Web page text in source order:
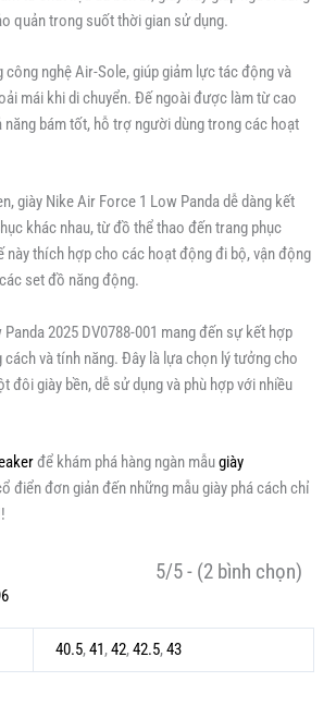
quản trong suốt thời gian sử dụng.
công nghệ Air-Sole, giúp giảm lực tác động và
mái khi di chuyển. Đế ngoài được làm từ cao
năng bám tốt, hỗ trợ người dùng trong các hoạt
giày Nike Air Force 1 Low Panda dễ dàng kết
khác nhau, từ đồ thể thao đến trang phục
này thích hợp cho các hoạt động đi bộ, vận động
set đồ năng động.
2025 DV0788-001 mang đến sự kết hợp
cách và tính năng. Đây là lựa chọn lý tưởng cho
đôi giày bền, dễ sử dụng và phù hợp với nhiều
để khám phá hàng ngàn mẫugiày
điển đơn giản đến những mẫu giày phá cách chỉ
5/5 - (2 bình chọn)
40.5,41,42,42.5,43